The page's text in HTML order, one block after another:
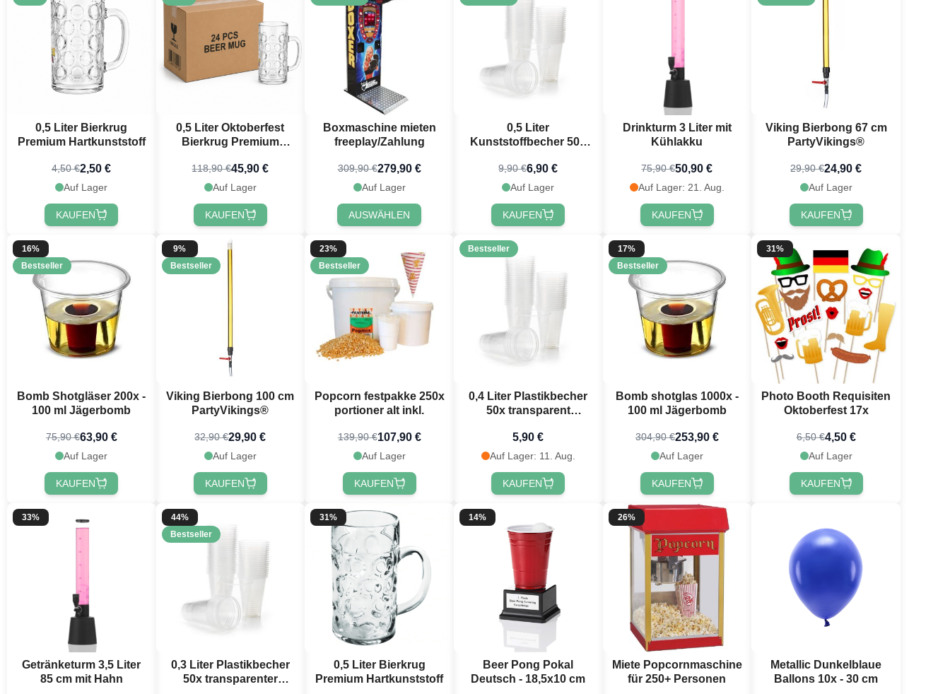
0,5 Liter Bierkrug
Premium Hartkunststoff
4,50 €2,50 €
Auf Lager
KAUFEN
0,5 Liter Oktoberfest
Bierkrug Premium
118,90 €45,90 €
Auf Lager
KAUFEN
Boxmaschine mieten
freeplay/Zahlung
309,90 €279,90 €
Auf Lager
AUSWÄHLEN
0,5 Liter
Kunststoffbecher 50x
9,90 €6,90 €
Auf Lager
KAUFEN
Drinkturm 3 Liter mit
Kühlakku
75,90 €50,90 €
Auf Lager: 21. Aug.
KAUFEN
Viking Bierbong 67 cm
PartyVikings®
29,90 €24,90 €
Auf Lager
KAUFEN
16%
Bestseller
Bomb Shotgläser 200x -
100 ml Jägerbomb
75,90 €63,90 €
Auf Lager
KAUFEN
9%
Bestseller
Viking Bierbong 100 cm
PartyVikings®
32,90 €29,90 €
Auf Lager
KAUFEN
23%
Bestseller
Popcorn festpakke 250x
portioner alt inkl.
139,90 €107,90 €
Auf Lager
KAUFEN
Bestseller
0,4 Liter Plastikbecher
50x transparent
5,90 €
Auf Lager: 11. Aug.
KAUFEN
17%
Bestseller
Bomb shotglas 1000x -
100 ml Jägerbomb
304,90 €253,90 €
Auf Lager
KAUFEN
31%
Photo Booth Requisiten
Oktoberfest 17x
6,50 €4,50 €
Auf Lager
KAUFEN
33%
Getränketurm 3,5 Liter
85 cm mit Hahn
44%
Bestseller
0,3 Liter Plastikbecher
50x transparenter
31%
0,5 Liter Bierkrug
Premium Hartkunststoff
14%
Beer Pong Pokal
Deutsch - 18,5x10 cm
26%
Miete Popcornmaschine
für 250+ Personen
Metallic Dunkelblaue
Ballons 10x - 30 cm